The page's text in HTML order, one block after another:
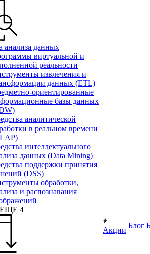
анализа данных
виртуальной и
реальности
извлечения и
данных (ETL)
ориентированные
базы данных
аналитической
в реальном времени
интеллектуального
данных (Data Mining)
поддержки принятия
(DSS)
обработки,
и распознавания
4
Акции
Блог